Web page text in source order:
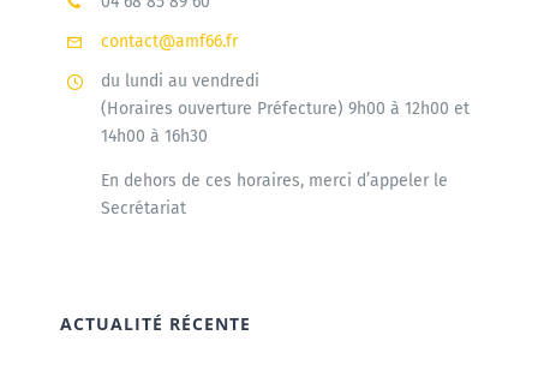
contact@amf66.fr
du lundi au vendredi
(Horaires ouverture Préfecture) 9h00 à 12h00 et
14h00 à 16h30
En dehors de ces horaires, merci d’appeler le
Secrétariat
ACTUALITÉ RÉCENTE